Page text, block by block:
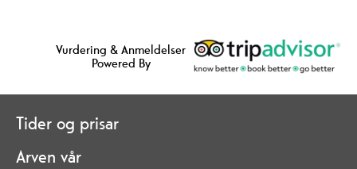
Vurdering & Anmeldelser
Powered By
Tider og prisar
Arven vår